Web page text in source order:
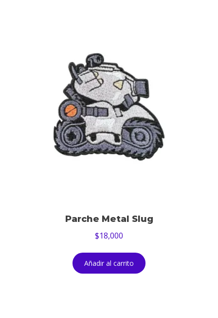
Parche Metal Slug
$18,000
Añadir al carrito